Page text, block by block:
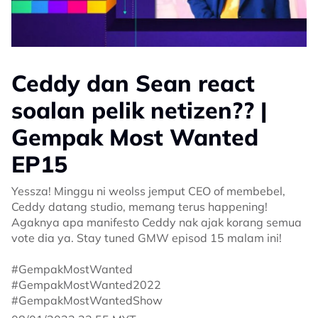
Ceddy dan Sean react
soalan pelik netizen?? |
Gempak Most Wanted
EP15
Yessza! Minggu ni weolss jemput CEO of membebel,
Ceddy datang studio, memang terus happening!
Agaknya apa manifesto Ceddy nak ajak korang semua
vote dia ya. Stay tuned GMW episod 15 malam ini!
#GempakMostWanted
#GempakMostWanted2022
#GempakMostWantedShow